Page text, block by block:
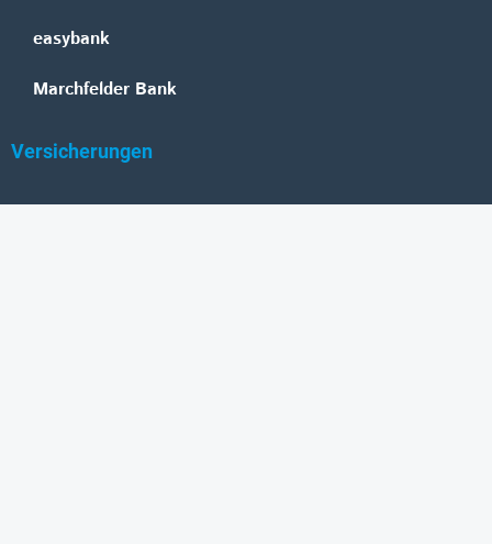
easybank
Marchfelder Bank
Versicherungen
Vienna Insurance Group